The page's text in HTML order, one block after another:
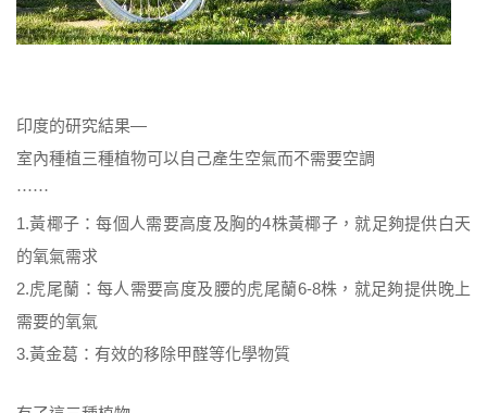
印度的研究結果—
室內種植三種植物可以自己產生空氣而不需要空調
⋯⋯
1.黃椰子：每個人需要高度及胸的4株黃椰子，就足夠提供白天
的氧氣需求
2.虎尾蘭：每人需要高度及腰的虎尾蘭6-8株，就足夠提供晚上
需要的氧氣
3.黃金葛：有效的移除甲醛等化學物質